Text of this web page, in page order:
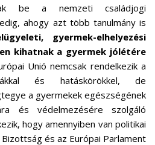
be a nemzeti családjogi
ahogy azt több tanulmány is
gyermek-elhelyezési
kihatnak a gyermek jólétére
Unió nemcsak rendelkezik a
és hatáskörökkel, de
a gyermekek egészségének
és védelmezésére szolgáló
hogy amennyiben van politikai
Bizottság és az Európai Parlament